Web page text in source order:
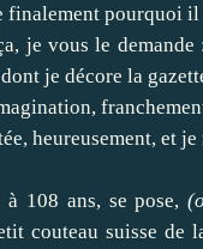
finalement pourquoi
je vous le
je décore la
heureusement, et
à 108 ans, se pose,
couteau suisse de